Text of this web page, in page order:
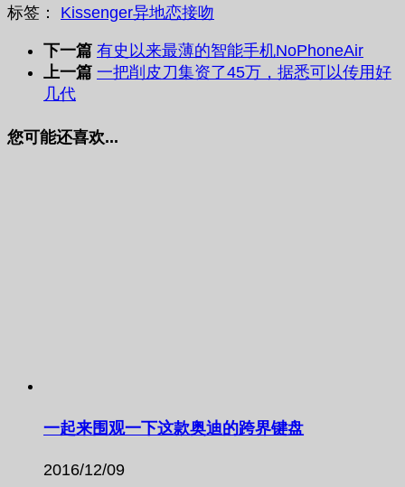
标签： Kissenger异地恋接吻
下一篇 有史以来最薄的智能手机NoPhoneAir
上一篇 一把削皮刀集资了45万，据悉可以传用好
几代
您可能还喜欢...
一起来围观一下这款奥迪的跨界键盘
2016/12/09